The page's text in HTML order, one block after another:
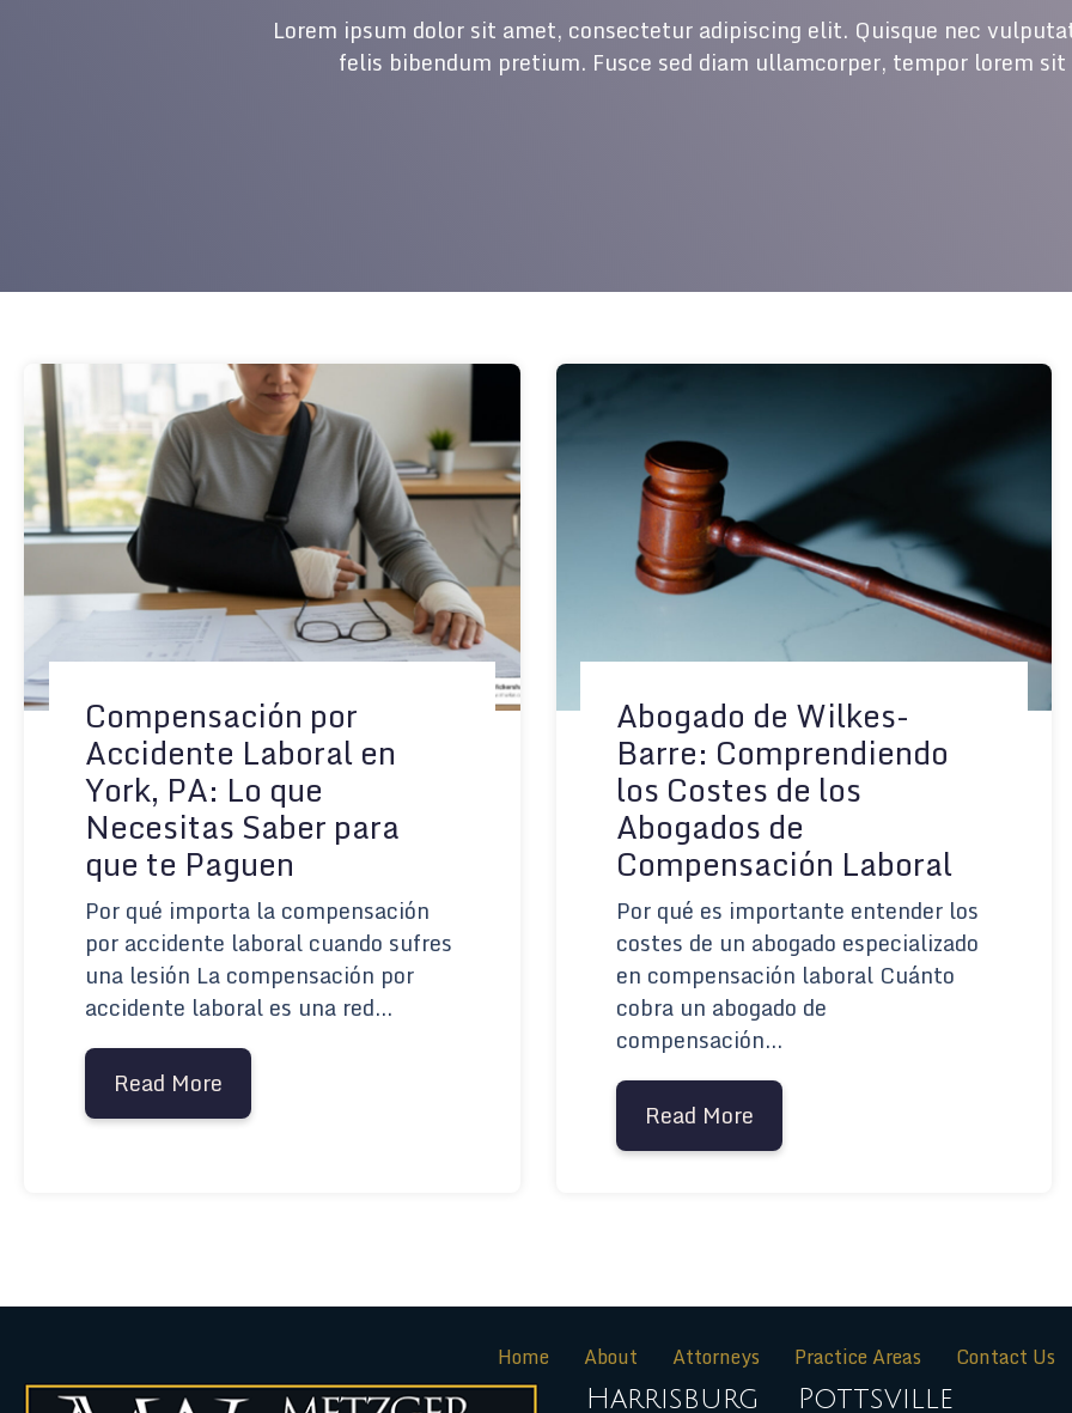
Lorem ipsum dolor sit amet, consectetur adipiscing elit. Quisque nec
felis bibendum pretium. Fusce sed diam ullamcorper, tempor lorem
Compensación por
Accidente Laboral en
York, PA: Lo que
Necesitas Saber para
que te Paguen
Por qué importa la compensación
por accidente laboral cuando sufres
una lesión La compensación por
accidente laboral es una red...
Read More about Compensación por Accidente Laboral en York, PA: Lo que Necesitas Saber
Abogado de Wilkes-
Barre: Comprendiendo
los Costes de los
Abogados de
Compensación Laboral
Por qué es importante entender los
costes de un abogado especializado
en compensación laboral Cuánto
cobra un abogado de
compensación...
Read More
Home About Attorneys Practice Areas Contact Us
Harrisburg Pottsville